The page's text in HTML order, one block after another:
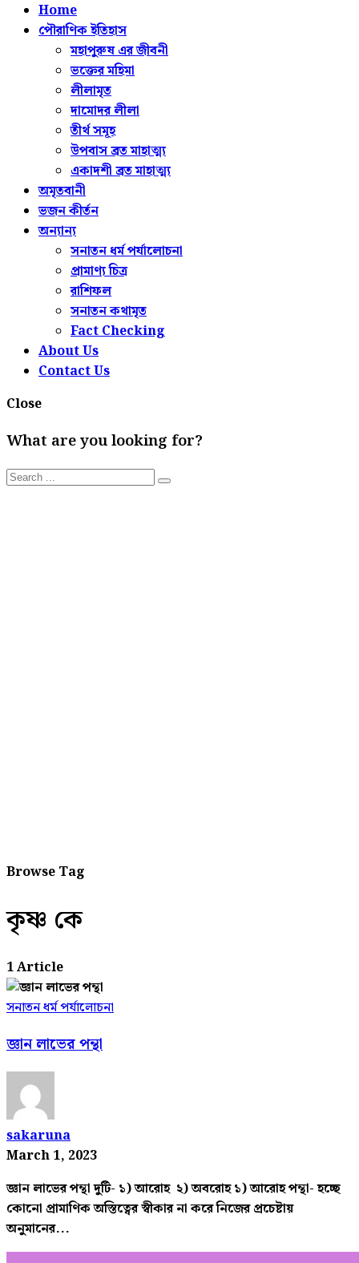
Home
পৌরাণিক ইতিহাস
মহাপুরুষ এর জীবনী
ভক্তের মহিমা
লীলামৃত
দামোদর লীলা
তীর্থ সমূহ
উপবাস ব্রত মাহাত্ম্য
একাদশী ব্রত মাহাত্ম্য
অমৃতবানী
ভজন কীর্তন
অন্যান্য
সনাতন ধর্ম পর্যালোচনা
প্রামাণ্য চিত্র
রাশিফল
সনাতন কথামৃত
Fact Checking
About Us
Contact Us
Close
What are you looking for?
Browse Tag
কৃষ্ণ কে
1 Article
সনাতন ধর্ম পর্যালোচনা
জ্ঞান লাভের পন্থা
sakaruna
March 1, 2023
জ্ঞান লাভের পন্থা দুটি- ১) আরোহ ২) অবরোহ ১) আরোহ পন্থা- হচ্ছে
কোনো প্রামাণিক অস্তিত্বের স্বীকার না করে নিজের প্রচেষ্টায়
অনুমানের...